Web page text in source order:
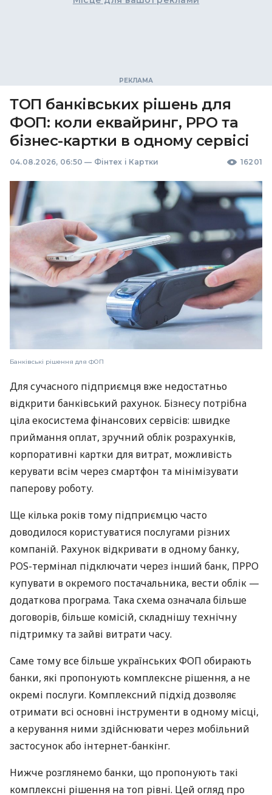
ТОП банківських рішень для
ФОП: коли еквайринг, РРО та
бізнес-картки в одному сервісі
04.08.2026, 06:50 — Фінтех і Картки 16201
Банківські рішення для ФОП
Для сучасного підприємця вже недостатньо
відкрити банківський рахунок. Бізнесу потрібна
ціла екосистема фінансових сервісів: швидке
приймання оплат, зручний облік розрахунків,
корпоративні картки для витрат, можливість
керувати всім через смартфон та мінімізувати
паперову роботу.
Ще кілька років тому підприємцю часто
доводилося користуватися послугами різних
компаній. Рахунок відкривати в одному банку,
POS-термінал підключати через інший банк, ПРРО
купувати в окремого постачальника, вести облік —
додаткова програма. Така схема означала більше
договорів, більше комісій, складнішу технічну
підтримку та зайві витрати часу.
Саме тому все більше українських ФОП обирають
банки, які пропонують комплексне рішення, а не
окремі послуги. Комплексний підхід дозволяє
отримати всі основні інструменти в одному місці,
а керування ними здійснювати через мобільний
застосунок або інтернет-банкінг.
Нижче розглянемо банки, що пропонують такі
комплексні рішення на топ рівні. Цей огляд про